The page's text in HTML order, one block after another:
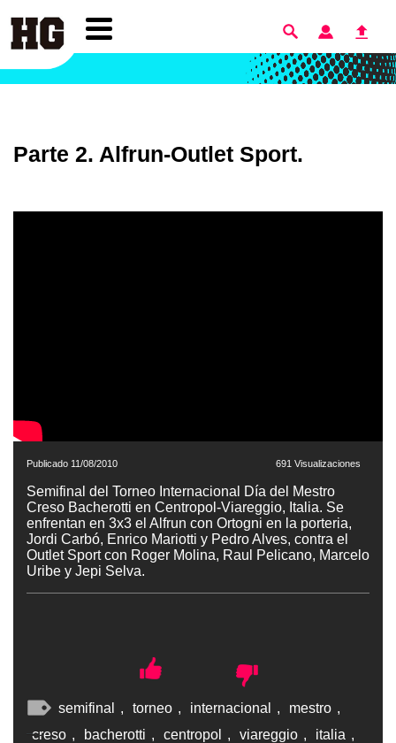
Parte 2. Alfrun-Outlet Sport.
Publicado 11/08/2010 691 Visualizaciones
Semifinal del Torneo Internacional Día del Mestro
Creso Bacherotti en Centropol-Viareggio, Italia. Se
enfrentan en 3x3 el Alfrun con Ortogni en la porteria,
Jordi Carbó, Enrico Mariotti y Pedro Alves, contra el
Outlet Sport con Roger Molina, Raul Pelicano, Marcelo
Uribe y Jepi Selva.
semifinal , torneo , internacional , mestro ,
creso , bacherotti , centropol , viareggio , italia ,